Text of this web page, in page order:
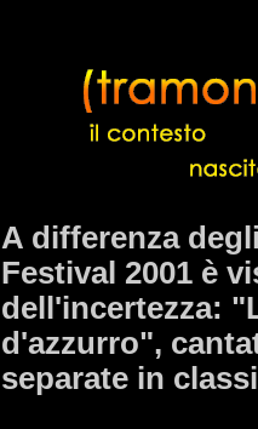
A differenza
Festival 2001 è
dell'incertezza:
d'azzurro",
separate in